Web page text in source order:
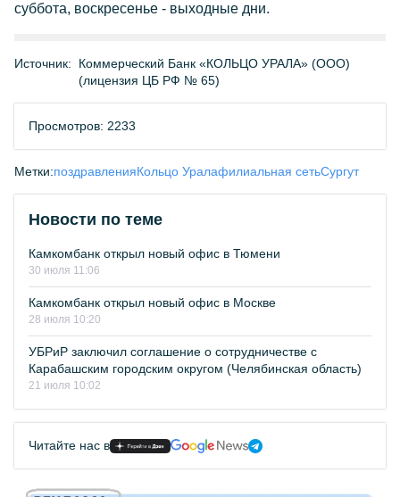
суббота, воскресенье - выходные дни.
Источник:
Коммерческий Банк «КОЛЬЦО УРАЛА» (ООО)
(лицензия ЦБ РФ № 65)
Просмотров: 2233
Метки:поздравленияКольцо Уралафилиальная сетьСургут
Новости по теме
Камкомбанк открыл новый офис в Тюмени
30 июля 11:06
Камкомбанк открыл новый офис в Москве
28 июля 10:20
УБРиР заключил соглашение о сотрудничестве с
Карабашским городским округом (Челябинская область)
21 июля 10:02
Читайте нас в